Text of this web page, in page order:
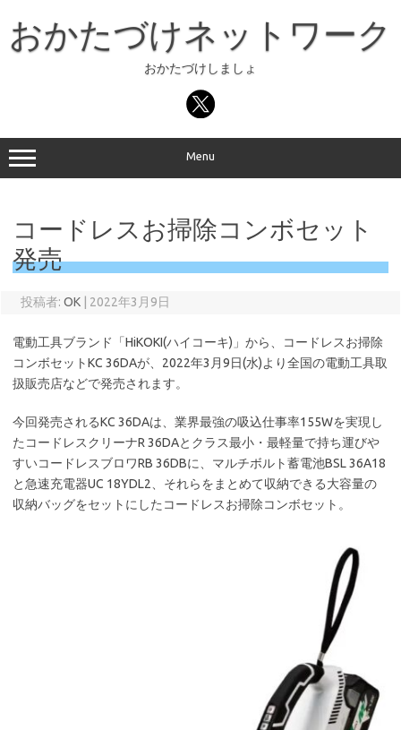
ンおかたづけネットワーク
おかたづけしましょ
Menu
コードレスお掃除コンボセット
発売
投稿者: OK 2022年3月9日
電動工具ブランド「HiKOKI(ハイコーキ)」から、コードレスお掃除
コンボセットKC 36DAが、2022年3月9日(水)より全国の電動工具取
扱販売店などで発売されます。
今回発売されるKC 36DAは、業界最強の吸込仕事率155Wを実現し
たコードレスクリーナR 36DAとクラス最小・最軽量で持ち運びや
すいコードレスブロワRB 36DBに、マルチボルト蓄電池BSL 36A18
と急速充電器UC 18YDL2、それらをまとめて収納できる大容量の
収納バッグをセットにしたコードレスお掃除コンボセット。